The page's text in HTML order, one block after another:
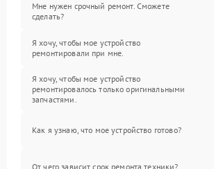
Мне нужен срочный ремонт. Сможете
сделать?
Я хочу, чтобы мое устройство
ремонтировали при мне.
Я хочу, чтобы мое устройство
ремонтировалось только оригинальными
запчастями.
Как я узнаю, что мое устройство готово?
От чего зависит срок ремонта техники?